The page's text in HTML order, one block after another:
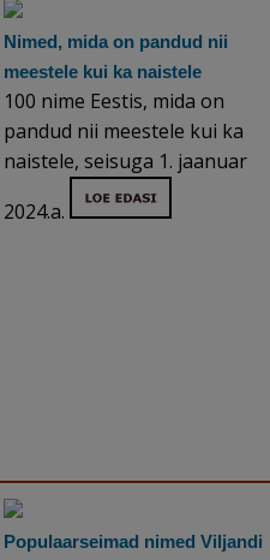
Nimed, mida on pandud nii
meestele kui ka naistele
100 nime Eestis, mida on
pandud nii meestele kui ka
naistele, seisuga 1. jaanuar
2024.a.
Populaarseimad nimed Viljandi